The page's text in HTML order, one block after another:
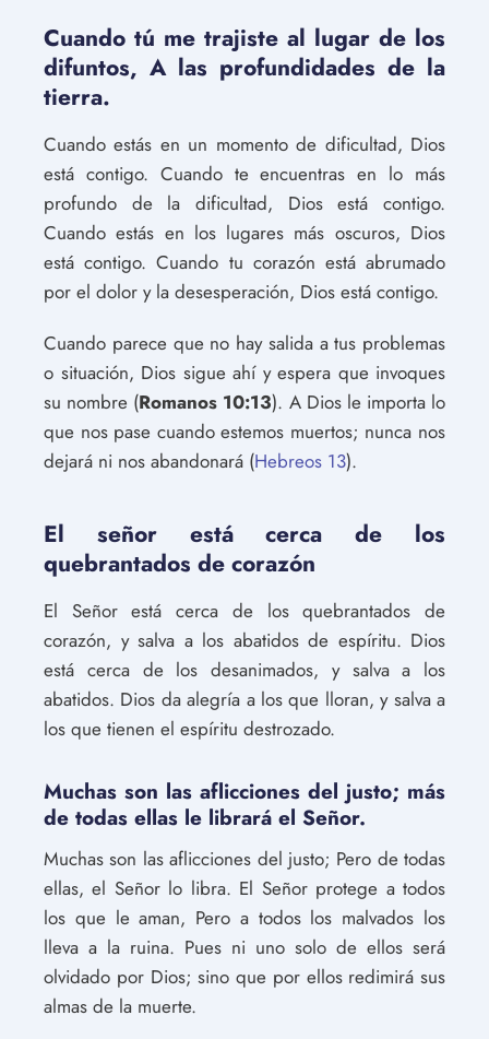
Cuando tú me trajiste al lugar de los
difuntos, A las profundidades de la
tierra.
Cuando estás en un momento de dificultad, Dios
está contigo. Cuando te encuentras en lo más
profundo de la dificultad, Dios está contigo.
Cuando estás en los lugares más oscuros, Dios
está contigo. Cuando tu corazón está abrumado
por el dolor y la desesperación, Dios está contigo.
Cuando parece que no hay salida a tus problemas
o situación, Dios sigue ahí y espera que invoques
su nombre (Romanos 10:13). A Dios le importa lo
que nos pase cuando estemos muertos; nunca nos
dejará ni nos abandonará (Hebreos 13).
El señor está cerca de los
quebrantados de corazón
El Señor está cerca de los quebrantados de
corazón, y salva a los abatidos de espíritu. Dios
está cerca de los desanimados, y salva a los
abatidos. Dios da alegría a los que lloran, y salva a
los que tienen el espíritu destrozado.
Muchas son las aflicciones del justo; más
de todas ellas le librará el Señor.
Muchas son las aflicciones del justo; Pero de todas
ellas, el Señor lo libra. El Señor protege a todos
los que le aman, Pero a todos los malvados los
lleva a la ruina. Pues ni uno solo de ellos será
olvidado por Dios; sino que por ellos redimirá sus
almas de la muerte.